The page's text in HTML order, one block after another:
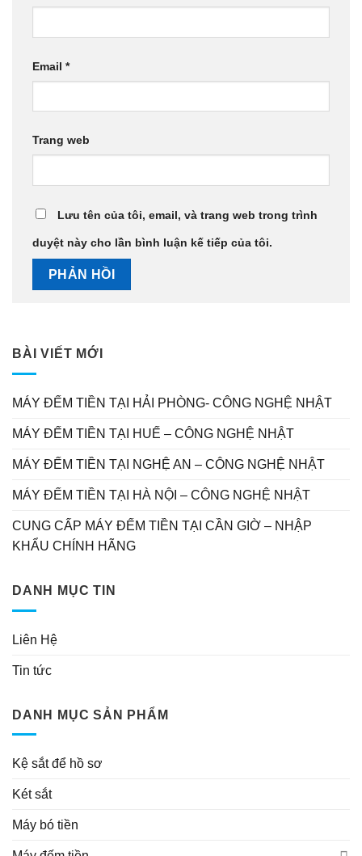
Email *
Trang web
Lưu tên của tôi, email, và trang web trong trình
duyệt này cho lần bình luận kế tiếp của tôi.
BÀI VIẾT MỚI
MÁY ĐẾM TIỀN TẠI HẢI PHÒNG- CÔNG NGHỆ NHẬT
MÁY ĐẾM TIỀN TẠI HUẾ – CÔNG NGHỆ NHẬT
MÁY ĐẾM TIỀN TẠI NGHỆ AN – CÔNG NGHỆ NHẬT
MÁY ĐẾM TIỀN TẠI HÀ NỘI – CÔNG NGHỆ NHẬT
CUNG CẤP MÁY ĐẾM TIỀN TẠI CẦN GIỜ – NHẬP
KHẨU CHÍNH HÃNG
DANH MỤC TIN
Liên Hệ
Tin tức
DANH MỤC SẢN PHẨM
Kệ sắt để hồ sơ
Két sắt
Máy bó tiền